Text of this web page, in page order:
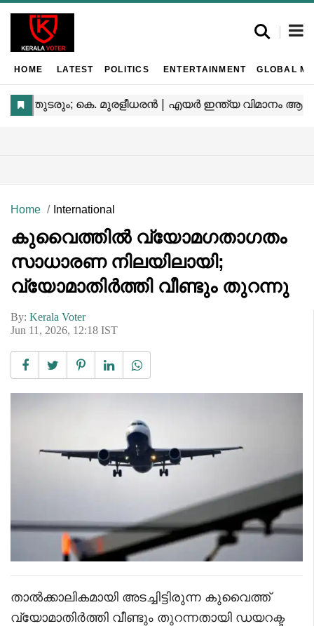
HOME LATEST POLITICS ENTERTAINMENT GLOBAL
Home International
കുവൈത്തിൽ വ്യോമഗതാഗതം
സാധാരണ നിലയിലായി;
വ്യോമാതിർത്തി വീണ്ടും തുറന്നു
By: Kerala Voter
Jun 11, 2026, 12:18 IST
താൽക്കാലികമായി അടച്ചിട്ടിരുന്ന കുവൈത്ത്
വ്യോമാതിർത്തി വീണ്ടും തുറന്നതായി ഡയറക്ട